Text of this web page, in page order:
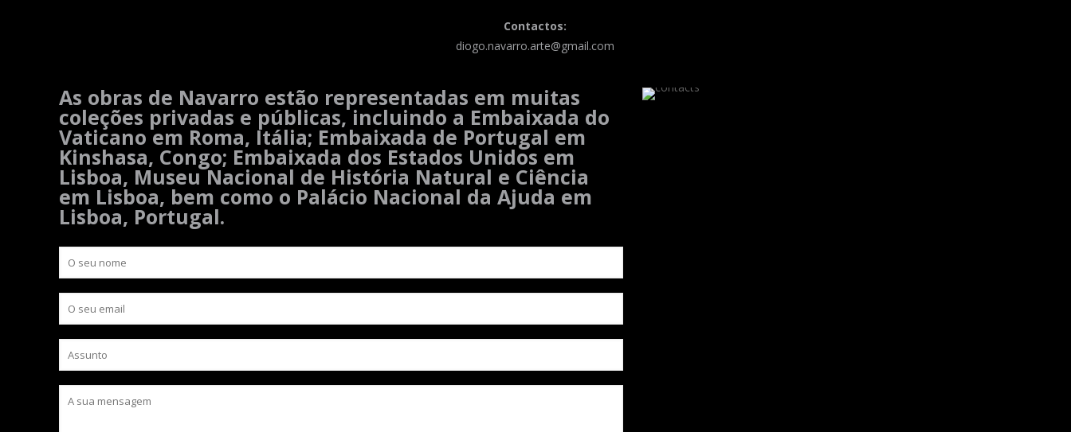
Contactos:
diogo.navarro.arte@gmail.com
As obras de Navarro estão representadas em muitas
coleções privadas e públicas, incluindo a Embaixada do
Vaticano em Roma, Itália; Embaixada de Portugal em
Kinshasa, Congo; Embaixada dos Estados Unidos em
Lisboa, Museu Nacional de História Natural e Ciência
em Lisboa, bem como o Palácio Nacional da Ajuda em
Lisboa, Portugal.